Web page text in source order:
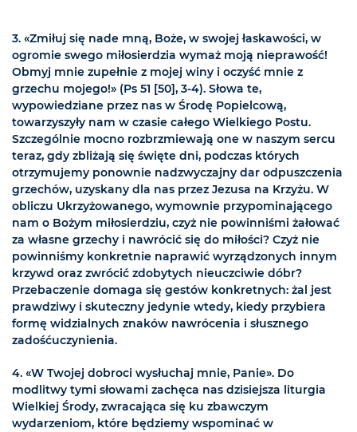
3. «Zmiłuj się nade mną, Boże, w swojej łaskawości, w
ogromie swego miłosierdzia wymaż moją nieprawość!
Obmyj mnie zupełnie z mojej winy i oczyść mnie z
grzechu mojego!» (Ps 51 [50], 3-4). Słowa te,
wypowiedziane przez nas w Środę Popielcową,
towarzyszyły nam w czasie całego Wielkiego Postu.
Szczególnie mocno rozbrzmiewają one w naszym sercu
teraz, gdy zbliżają się święte dni, podczas których
otrzymujemy ponownie nadzwyczajny dar odpuszczenia
grzechów, uzyskany dla nas przez Jezusa na Krzyżu. W
obliczu Ukrzyżowanego, wymownie przypominającego
nam o Bożym miłosierdziu, czyż nie powinniśmi żałować
za własne grzechy i nawrócić się do miłości? Czyż nie
powinniśmy konkretnie naprawić wyrządzonych innym
krzywd oraz zwrócić zdobytych nieuczciwie dóbr?
Przebaczenie domaga się gestów konkretnych: żal jest
prawdziwy i skuteczny jedynie wtedy, kiedy przybiera
formę widzialnych znaków nawrócenia i słusznego
zadośćuczynienia.
4. «W Twojej dobroci wysłuchaj mnie, Panie». Do
modlitwy tymi słowami zachęca nas dzisiejsza liturgia
Wielkiej Środy, zwracająca się ku zbawczym
wydarzeniom, które będziemy wspominać w